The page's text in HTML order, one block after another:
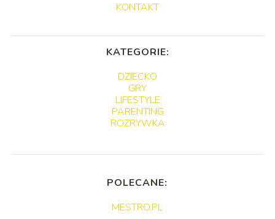
KONTAKT
KATEGORIE:
DZIECKO
GRY
LIFESTYLE
PARENTING
ROZRYWKA
POLECANE:
MESTRO.PL